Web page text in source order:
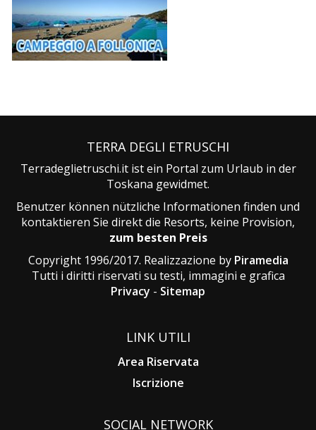
TERRA DEGLI ETRUSCHI
Terradeglietruschi.it ist ein Portal zum Urlaub in der
Toskana gewidmet.
Benutzer können nützliche Informationen finden und
kontaktieren Sie direkt die Resorts, keine Provision,
zum besten Preis
Copyright 1996/2017. Realizzazione by Piramedia
Tutti i diritti riservati su testi, immagini e grafica
Privacy - Sitemap
LINK UTILI
Area Riservata
Iscrizione
SOCIAL NETWORK